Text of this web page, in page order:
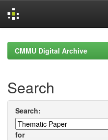
navigationCMMU Digital Archive
Search
Search:
for